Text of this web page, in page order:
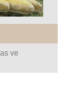
ve